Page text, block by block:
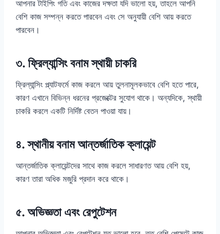
আপনার টাইপিং গতি এবং কাজের দক্ষতা যদি ভালো হয়, তাহলে আপনি
বেশি কাজ সম্পন্ন করতে পারবেন এবং সে অনুযায়ী বেশি আয় করতে
পারবেন।
৩. ফ্রিল্যান্সিং বনাম স্থায়ী চাকরি
ফ্রিল্যান্সিং প্ল্যাটফর্মে কাজ করলে আয় তুলনামূলকভাবে বেশি হতে পারে,
কারণ এখানে বিভিন্ন ধরনের প্রজেক্টের সুযোগ থাকে। অন্যদিকে, স্থায়ী
চাকরি করলে একটি নির্দিষ্ট বেতন পাওয়া যায়।
৪. স্থানীয় বনাম আন্তর্জাতিক ক্লায়েন্ট
আন্তর্জাতিক ক্লায়েন্টদের সাথে কাজ করলে সাধারণত আয় বেশি হয়,
কারণ তারা অধিক মজুরি প্রদান করে থাকে।
৫. অভিজ্ঞতা এবং রেপুটেশন